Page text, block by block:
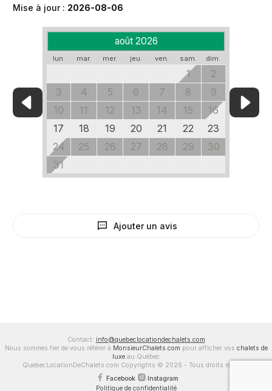
Mise à jour : 2026-08-06
août 2026
lun. mar. mer. jeu. ven. sam. dim.
1
2
3
4 5 6 7 8
9
10
11 12 13 14 15
16
17
18 19 20 21 22
23
24
25 26 27 28 29
30
31
Ajouter un avis
Contact: info@quebeclocationdechalets.com
Nous sommes fier de vous référer à MonsieurChalets.com pour afficher vos chalets de
luxeau Québec
QuebecLocationDeChalets.com Copyrights © 2026 - Tous droits réservés
Facebook
Instagram
Politique de confidentialité